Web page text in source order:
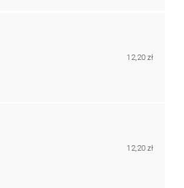
12,20 zł
12,20 zł